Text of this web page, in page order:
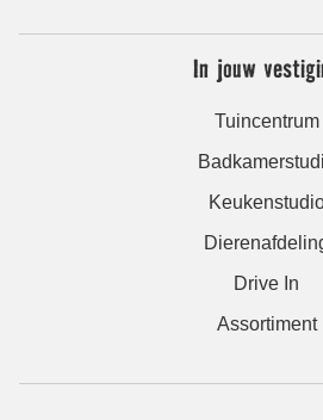
In jouw
Tuincentrum
Drive In
Assortiment